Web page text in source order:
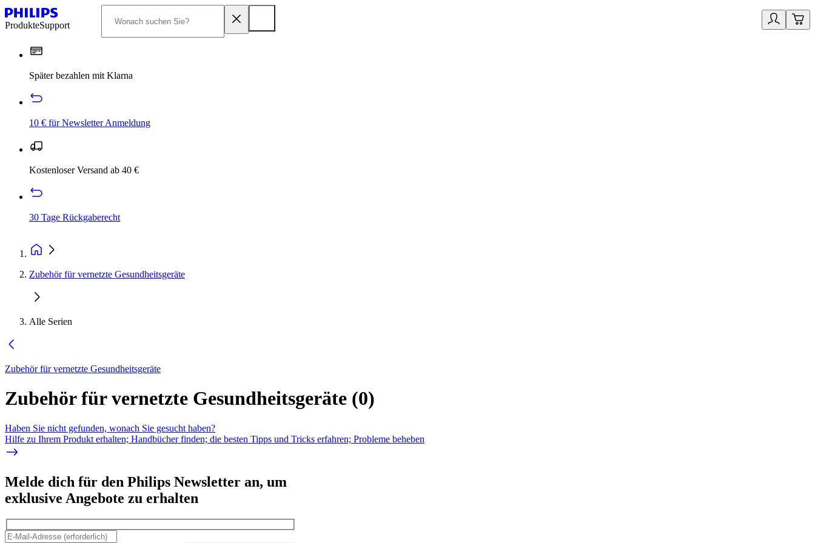
ProdukteSupport
Später bezahlen mit Klarna
10 € für Newsletter Anmeldung
Kostenloser Versand ab 40 €
30 Tage Rückgaberecht
Zubehör für vernetzte Gesundheitsgeräte
Alle Serien
Zubehör für vernetzte Gesundheitsgeräte
Zubehör für vernetzte Gesundheitsgeräte (0)
Haben Sie nicht gefunden, wonach Sie gesucht haben?
Hilfe zu Ihrem Produkt erhalten; Handbücher finden; die besten Tipps und Tricks erfahren; Probleme beheben
Melde dich für den Philips Newsletter an, um
exklusive Angebote zu erhalten